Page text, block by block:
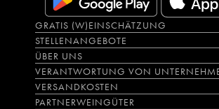
GRATIS (W)EINSCHÄTZUNG
STELLENANGEBOTE
ÜBER UNS
VERANTWORTUNG VON
VERSANDKOSTEN
PARTNERWEINGÜTER